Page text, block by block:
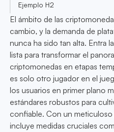
Ejemplo H2
El ámbito de las
cambio, y la demanda de
nunca ha sido tan alta. Entra
lista para transformar el
criptomonedas en etapas
es solo otro jugador en el
los usuarios en primer plano
estándares robustos para
confiable. Con un
incluye medidas cruciales